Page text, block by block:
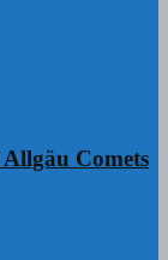
Comets